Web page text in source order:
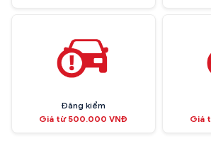
Đăng kiểm
Giá từ 500.000 VNĐ
Giá